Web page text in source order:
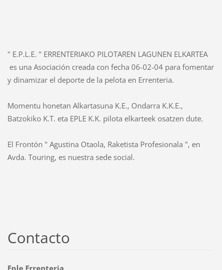
" E.P.L.E. " ERRENTERIAKO PILOTAREN LAGUNEN ELKARTEA
es una Asociación creada con fecha 06-02-04 para fomentar
y dinamizar el deporte de la pelota en Errenteria.
Momentu honetan Alkartasuna K.E., Ondarra K.K.E.,
Batzokiko K.T. eta EPLE K.K. pilota elkarteek osatzen dute.
El Frontón " Agustina Otaola, Raketista Profesionala ", en
Avda. Touring, es nuestra sede social.
Contacto
Eple Errenteria